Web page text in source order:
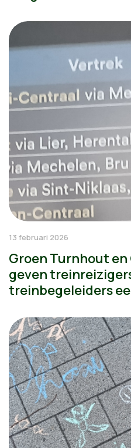
13 februari 2026
Groen Turnhout
geven
treinbegeleiders